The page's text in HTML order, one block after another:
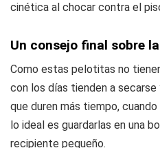
cinética al chocar contra el
Un consejo final sobre
Como estas pelotitas no
con los días tienden a
que duren más tiempo,
lo ideal es guardarlas en una
recipiente pequeño.